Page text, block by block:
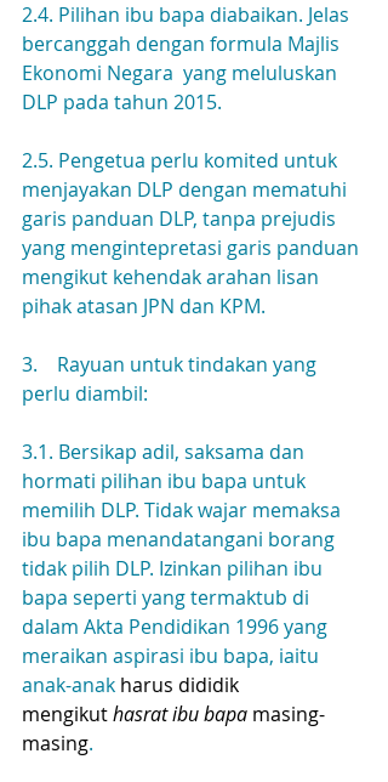
2.4. Pilihan ibu bapa diabaikan. Jelas
bercanggah dengan formula Majlis
Ekonomi Negara  yang meluluskan
DLP pada tahun 2015.
2.5. Pengetua perlu komited untuk
menjayakan DLP dengan mematuhi
garis panduan DLP, tanpa prejudis
yang mengintepretasi garis panduan
mengikut kehendak arahan lisan
pihak atasan JPN dan KPM.
3.    Rayuan untuk tindakan yang
perlu diambil:
3.1. Bersikap adil, saksama dan
hormati pilihan ibu bapa untuk
memilih DLP. Tidak wajar memaksa
ibu bapa menandatangani borang
tidak pilih DLP. Izinkan pilihan ibu
bapa seperti yang termaktub di
dalam Akta Pendidikan 1996 yang
meraikan aspirasi ibu bapa, iaitu
anak-anak harus dididik
mengikut hasrat ibu bapa masing-
masing.